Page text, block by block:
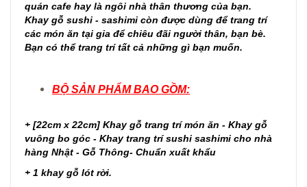
quán cafe hay là ngôi nhà thân thương của bạn.
Khay gỗ sushi - sashimi còn được dùng để trang trí
các món ăn tại gia để chiêu đãi người thân, bạn bè.
Bạn có thể trang trí tất cả những gì bạn muốn.
BỘ SẢN PHẨM BAO GỒM:
+ [22cm x 22cm] Khay gỗ trang trí món ăn - Khay gỗ
vuông bo góc - Khay trang trí sushi sashimi cho nhà
hàng Nhật - Gỗ Thông- Chuẩn xuất khẩu
+ 1 khay gỗ lót rời.